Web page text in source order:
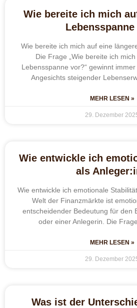
Wie bereite ich mich
Wie bereite ich mich auf eine
Die Frage „Wie bereite ich
Lebensspanne vor?“ gewinnt
Angesichts steigender
MEHR LESEN »
29. Dezember
Wie entwickle ich
als
Wie entwickle ich emotionale
Welt der Finanzmärkte ist
entscheidender Bedeutung für den
oder einer Anlegerin. Die
MEHR LESEN »
29. Dezember
Was ist der